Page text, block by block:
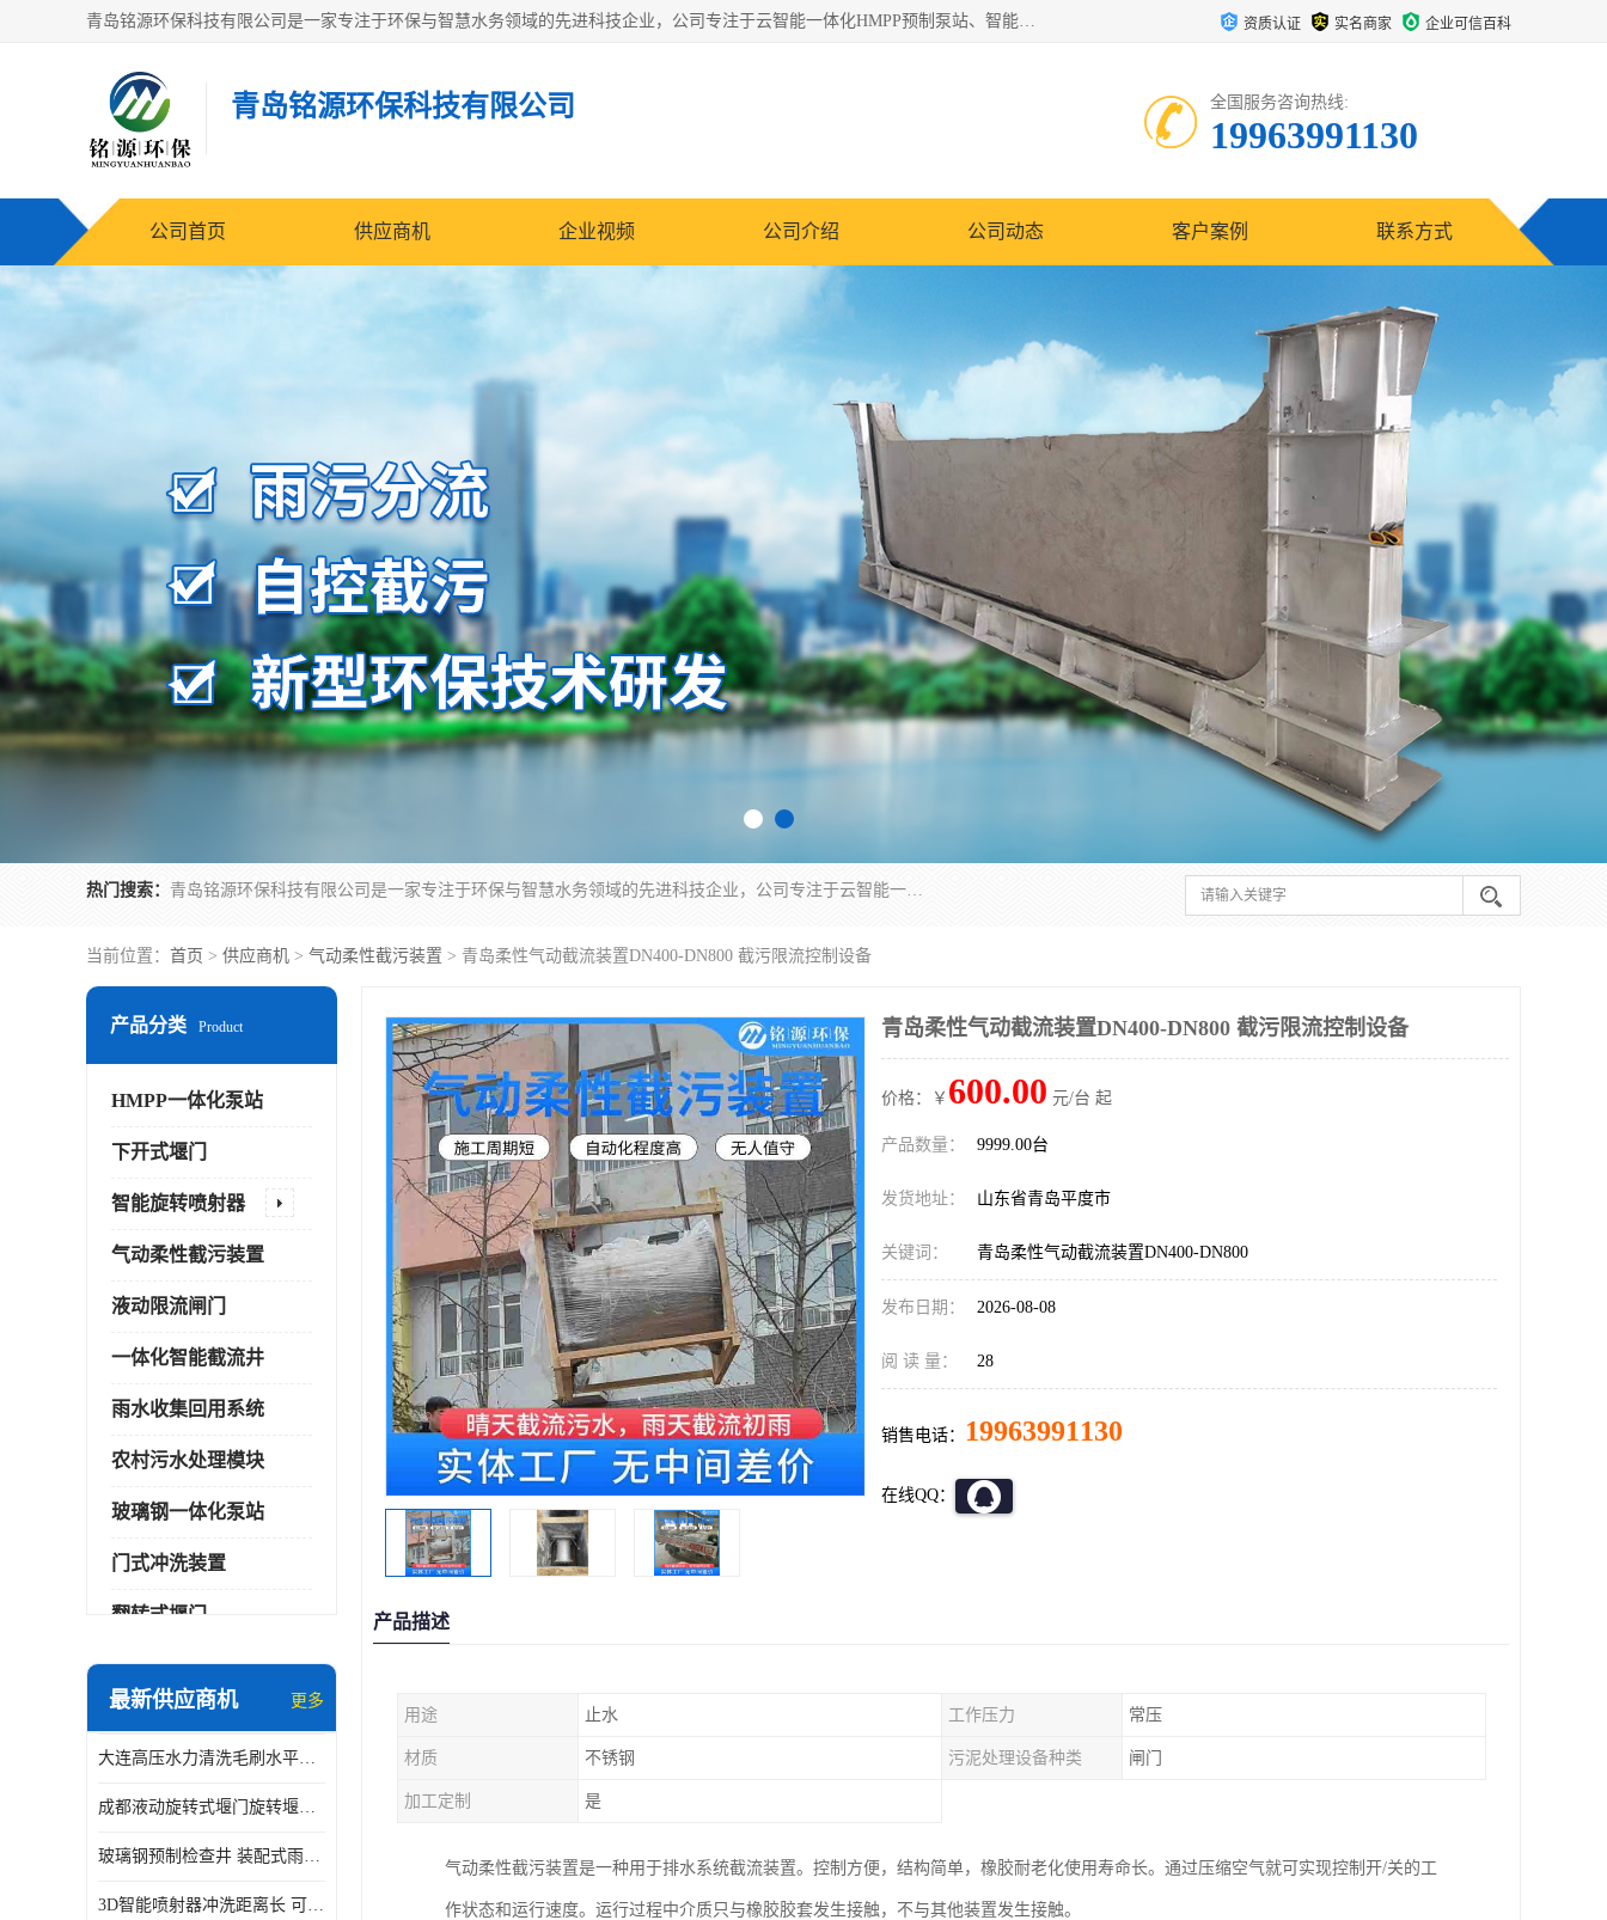
青岛铭源环保科技有限公司是一家专注于环保与智慧水务领域的先进科技企业，公司专注于云智能一体化HMPP预制泵站、智能截流井设备、调蓄池雨洪管理设备、水务循环利用、云智慧水务开发及新型环保技术研发等领域。 资质认证 实名商家 企业可信百科
青岛铭源环保科技有限公司 全国服务咨询热线:
19963991130
公司首页 供应商机 企业视频 公司介绍 公司动态 客户案例 联系方式
热门搜索： 青岛铭源环保科技有限公司是一家专注于环保与智慧水务领域的先进科技企业，公司专注于云智能一体化HMPP预制泵站、智能截流井设备、调蓄池雨洪管理设备、水务循环利用、云智慧水务开发及新型环保技术研发等领域。
当前位置： 首页 > 供应商机 > 气动柔性截污装置 > 青岛柔性气动截流装置DN400-DN800 截污限流控制设备
产品分类 Product
HMPP一体化泵站
下开式堰门
智能旋转喷射器
气动柔性截污装置
液动限流闸门
一体化智能截流井
雨水收集回用系统
农村污水处理模块
玻璃钢一体化泵站
门式冲洗装置
翻转式堰门
智能一体化雨水泵站
智能一体化供水泵房
智能一体化净水设备
最新供应商机 更多
大连高压水力清洗毛刷水平自清洁滚刷 水力自动冲洗系统 水力清洗
成都液动旋转式堰门旋转堰门 自动控制 SUS304
玻璃钢预制检查井 装配式雨水污水井 初期弃流井 源头厂家
3D智能喷射器冲洗距离长 可270度旋转 高强度水压远距离喷洗
青岛柔性气动截流装置DN400-DN800 截污限流控制设备
价格：￥ 600.00 元/台 起
产品数量： 9999.00台
发货地址： 山东省青岛平度市
关键词： 青岛柔性气动截流装置DN400-DN800
发布日期： 2026-08-08
阅 读 量： 28
销售电话： 19963991130
在线QQ：
产品描述
用途 止水 工作压力 常压
材质 不锈钢 污泥处理设备种类 闸门
加工定制 是
气动柔性截污装置是一种用于排水系统截流装置。控制方便，结构简单，橡胶耐老化使用寿命长。通过压缩空气就可实现控制开/关的工
作状态和运行速度。运行过程中介质只与橡胶胶套发生接触，不与其他装置发生接触。